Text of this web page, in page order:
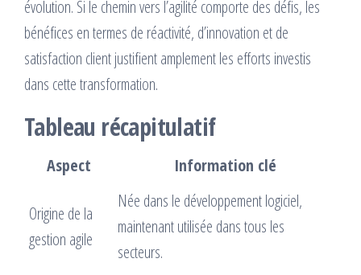
évolution. Si le chemin vers l’agilité comporte des défis, les
bénéfices en termes de réactivité, d’innovation et de
satisfaction client justifient amplement les efforts investis
dans cette transformation.
Tableau récapitulatif
Aspect Information clé
Origine de la
gestion agile
Née dans le développement logiciel,
maintenant utilisée dans tous les
secteurs.